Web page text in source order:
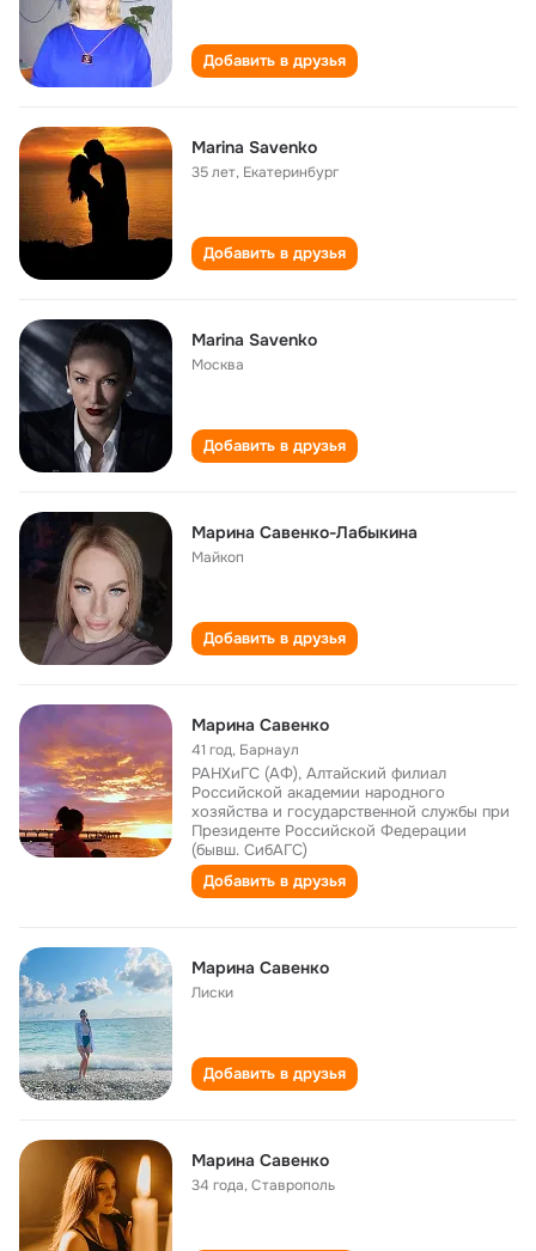
Добавить в друзья
Marina Savenko
35 лет, Екатеринбург
Добавить в друзья
Marina Savenko
Москва
Добавить в друзья
Марина Савенко-Лабыкина
Майкоп
Добавить в друзья
Марина Савенко
41 год, Барнаул
РАНХиГС (АФ), Алтайский филиал
Российской академии народного
хозяйства и государственной службы при
Президенте Российской Федерации
(бывш. СибАГС)
Добавить в друзья
Марина Савенко
Лиски
Добавить в друзья
Марина Савенко
34 года,Ставрополь